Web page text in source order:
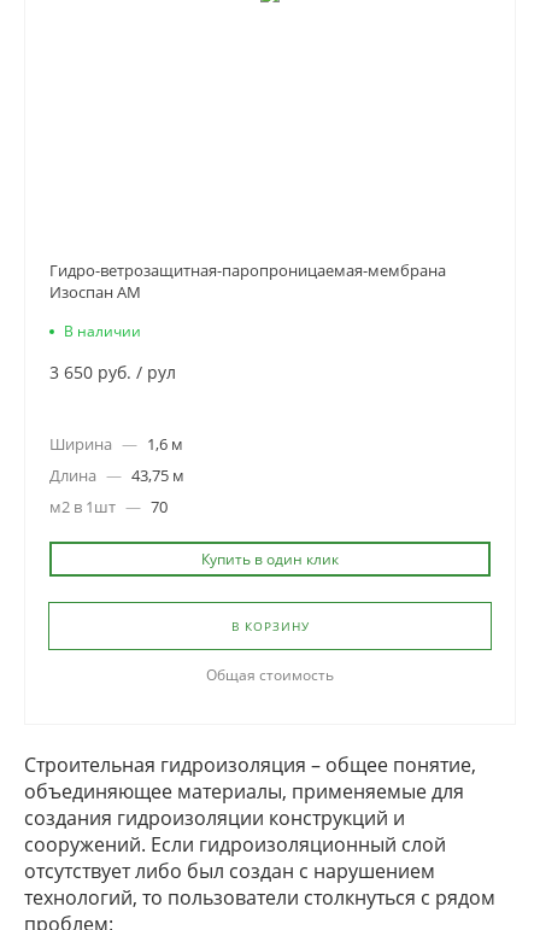
Гидро-ветрозащитная-паропроницаемая-мембрана
Изоспан АМ
В наличии
3 650 руб. / рул
Ширина — 1,6 м
Длина — 43,75 м
м2 в 1шт — 70
Купить в один клик
В КОРЗИНУ
Общая стоимость
Строительная гидроизоляция – общее понятие,
объединяющее материалы, применяемые для
создания гидроизоляции конструкций и
сооружений. Если гидроизоляционный слой
отсутствует либо был создан с нарушением
технологий, то пользователи столкнуться с рядом
проблем: